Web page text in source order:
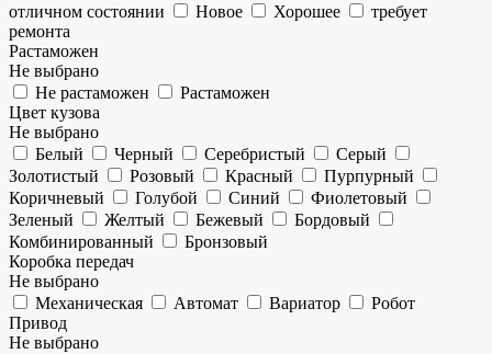
отличном состоянии
Новое Хорошее
требует
ремонта
Растаможен
Не выбрано
Не растаможен
Растаможен
Цвет кузова
Не выбрано
Белый
Черный Серебристый
Серый
Золотистый
Розовый Красный
Пурпурный
Коричневый
Голубой Синий
Фиолетовый
Зеленый
Желтый Бежевый
Бордовый
Комбинированный
Бронзовый
Коробка передач
Не выбрано
Механическая
Автомат Вариатор
Робот
Привод
Не выбрано